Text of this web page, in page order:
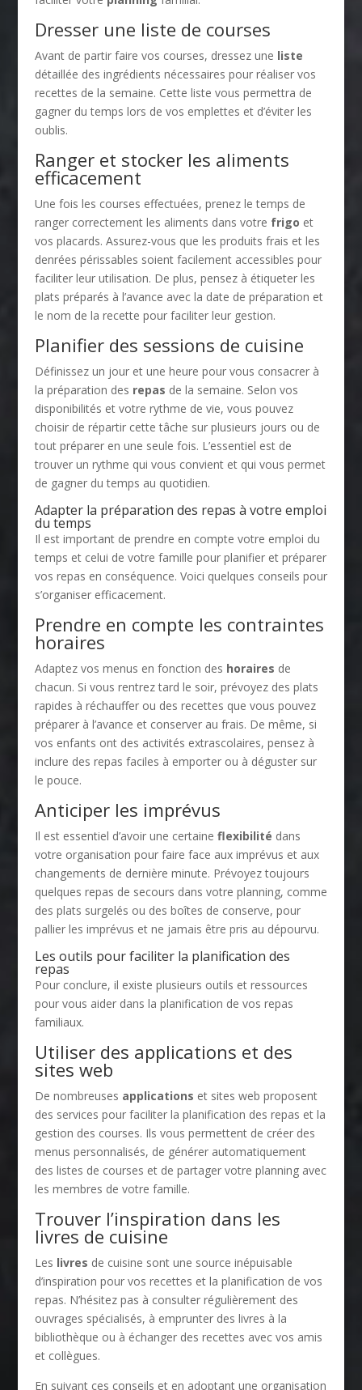
Dresser une liste de courses
Avant de partir faire vos courses, dressez une liste
détaillée des ingrédients nécessaires pour réaliser vos
recettes de la semaine. Cette liste vous permettra de
gagner du temps lors de vos emplettes et d’éviter les
oublis.
Ranger et stocker les aliments
efficacement
Une fois les courses effectuées, prenez le temps de
ranger correctement les aliments dans votre frigo et
vos placards. Assurez-vous que les produits frais et les
denrées périssables soient facilement accessibles pour
faciliter leur utilisation. De plus, pensez à étiqueter les
plats préparés à l’avance avec la date de préparation et
le nom de la recette pour faciliter leur gestion.
Planifier des sessions de cuisine
Définissez un jour et une heure pour vous consacrer à
la préparation des repas de la semaine. Selon vos
disponibilités et votre rythme de vie, vous pouvez
choisir de répartir cette tâche sur plusieurs jours ou de
tout préparer en une seule fois. L’essentiel est de
trouver un rythme qui vous convient et qui vous permet
de gagner du temps au quotidien.
Adapter la préparation des repas à votre emploi
du temps
Il est important de prendre en compte votre emploi du
temps et celui de votre famille pour planifier et préparer
vos repas en conséquence. Voici quelques conseils pour
s’organiser efficacement.
Prendre en compte les contraintes
horaires
Adaptez vos menus en fonction des horaires de
chacun. Si vous rentrez tard le soir, prévoyez des plats
rapides à réchauffer ou des recettes que vous pouvez
préparer à l’avance et conserver au frais. De même, si
vos enfants ont des activités extrascolaires, pensez à
inclure des repas faciles à emporter ou à déguster sur
le pouce.
Anticiper les imprévus
Il est essentiel d’avoir une certaine flexibilité dans
votre organisation pour faire face aux imprévus et aux
changements de dernière minute. Prévoyez toujours
quelques repas de secours dans votre planning, comme
des plats surgelés ou des boîtes de conserve, pour
pallier les imprévus et ne jamais être pris au dépourvu.
Les outils pour faciliter la planification des
repas
Pour conclure, il existe plusieurs outils et ressources
pour vous aider dans la planification de vos repas
familiaux.
Utiliser des applications et des
sites web
De nombreuses applications et sites web proposent
des services pour faciliter la planification des repas et la
gestion des courses. Ils vous permettent de créer des
menus personnalisés, de générer automatiquement
des listes de courses et de partager votre planning avec
les membres de votre famille.
Trouver l’inspiration dans les
livres de cuisine
Les livres de cuisine sont une source inépuisable
d’inspiration pour vos recettes et la planification de vos
repas. N’hésitez pas à consulter régulièrement des
ouvrages spécialisés, à emprunter des livres à la
bibliothèque ou à échanger des recettes avec vos amis
et collègues.
En suivant ces conseils et en adoptant une organisation